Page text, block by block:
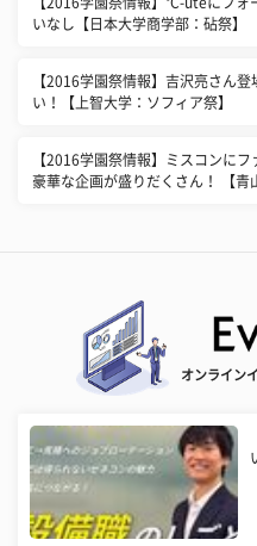
いなし【日本大学商学部：砧祭】
【2016学園祭情報】吉沢亮さん
い！【上智大学：ソフィア祭】
【2016学園祭情報】ミスコンに
豪華な企画が盛りだくさん！ 【青
オンライン